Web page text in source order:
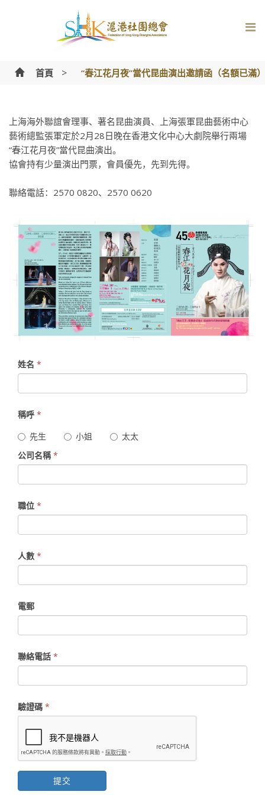
首頁 > “春江花月夜”當代昆曲演出邀請函（名額已滿）
上海海外聯誼會理事、著名昆曲演員、上海張軍昆曲藝術中心
藝術總監張軍定於2月28日晚在香港文化中心大劇院舉行兩場
“春江花月夜”當代昆曲演出。
協會持有少量演出門票，會員優先，先到先得。
聯絡電話：2570 0820、2570 0620
姓名 *
稱呼 *
先生
小姐
太太
公司名稱*
職位 *
人數 *
電郵
聯絡電話 *
驗證碼 *
提交